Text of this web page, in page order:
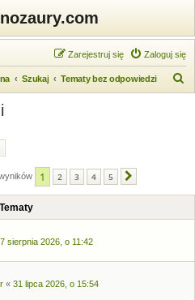
Zaloguj się
Zarejestruj się
Szukaj Tematy bez odpowiedzi
1 2 3 4 5
Tematy
7 sierpnia 2026, o 11:42
« 31 lipca 2026, o 15:54